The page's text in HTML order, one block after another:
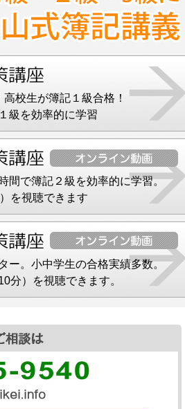
校生が簿記１級合格！
級を効率的に学習
間で簿記２級を効率的に学習。
を視聴できます
ー。小中学生の合格実績多数。
分）を視聴できます。